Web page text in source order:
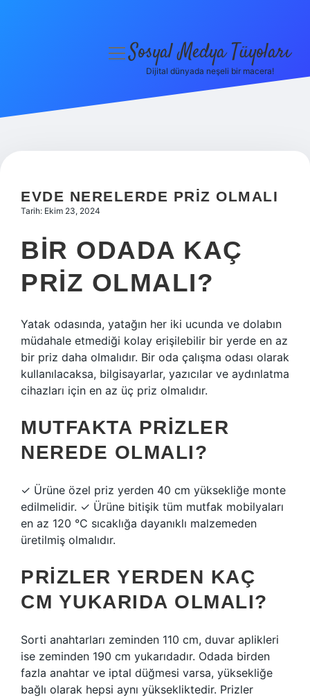
Hakkımızda
menüyüSosyal Medya Tüyoları
Dijital dünyada neşeli bir macera!
EVDE NERELERDE PRIZ OLMALI
Tarih: Ekim 23, 2024
BIR ODADA KAÇ
PRIZ OLMALI?
Yatak odasında, yatağın her iki ucunda ve dolabın
müdahale etmediği kolay erişilebilir bir yerde en az
bir priz daha olmalıdır. Bir oda çalışma odası olarak
kullanılacaksa, bilgisayarlar, yazıcılar ve aydınlatma
cihazları için en az üç priz olmalıdır.
MUTFAKTA PRIZLER
NEREDE OLMALI?
✓ Ürüne özel priz yerden 40 cm yüksekliğe monte
edilmelidir. ✓ Ürüne bitişik tüm mutfak mobilyaları
en az 120 °C sıcaklığa dayanıklı malzemeden
üretilmiş olmalıdır.
PRIZLER YERDEN KAÇ
CM YUKARIDA OLMALI?
Sorti anahtarları zeminden 110 cm, duvar aplikleri
ise zeminden 190 cm yukarıdadır. Odada birden
fazla anahtar ve iptal düğmesi varsa, yüksekliğe
bağlı olarak hepsi aynı yüksekliktedir. Prizler